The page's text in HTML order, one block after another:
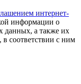
интернет-
информации о
данных, а также их
в соответствии с ним